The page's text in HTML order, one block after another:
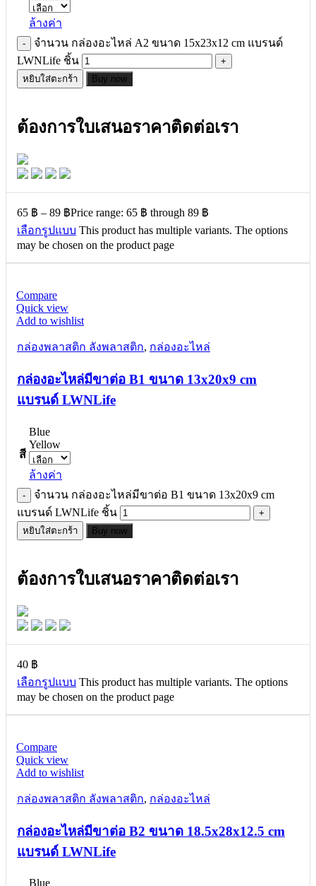
ล้างค่า
จำนวน กล่องอะไหล่ A2 ขนาด 15x23x12 cm แบรนด์
LWNLife ชิ้น
หยิบใส่ตะกร้า Buy now
ต้องการใบเสนอราคาติดต่อเรา
65 ฿ – 89 ฿Price range: 65 ฿ through 89 ฿
เลือกรูปแบบ This product has multiple variants. The options
may be chosen on the product page
Compare
Quick view
Add to wishlist
กล่องพลาสติก ลังพลาสติก, กล่องอะไหล่
กล่องอะไหล่มีขาต่อ B1 ขนาด 13x20x9 cm
แบรนด์ LWNLife
สี
Blue
Yellow
ล้างค่า
จำนวน กล่องอะไหล่มีขาต่อ B1 ขนาด 13x20x9 cm
แบรนด์ LWNLife ชิ้น
หยิบใส่ตะกร้า Buy now
ต้องการใบเสนอราคาติดต่อเรา
40 ฿
เลือกรูปแบบ This product has multiple variants. The options
may be chosen on the product page
Compare
Quick view
Add to wishlist
กล่องพลาสติก ลังพลาสติก, กล่องอะไหล่
กล่องอะไหล่มีขาต่อ B2 ขนาด 18.5x28x12.5 cm
แบรนด์ LWNLife
Blue